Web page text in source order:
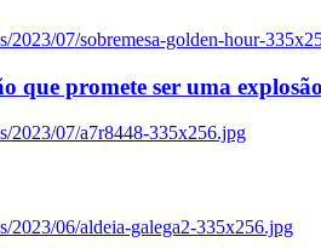
07/sobremesa-golden-hour-
que promete ser uma
2023/07/a7r8448-335x256.jpg
2023/06/aldeia-galega2-335x256.jpg